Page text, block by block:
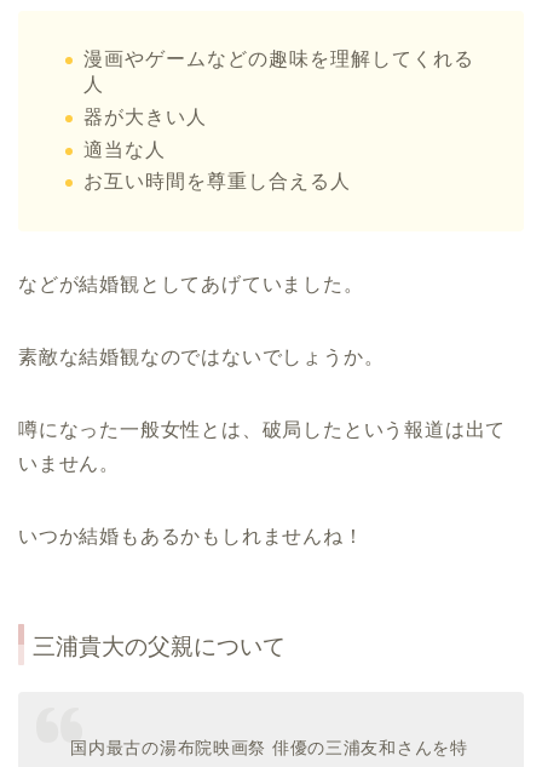
漫画やゲームなどの趣味を理解してくれる
人
器が大きい人
適当な人
お互い時間を尊重し合える人
などが結婚観としてあげていました。
素敵な結婚観なのではないでしょうか。
噂になった一般女性とは、破局したという報道は出て
いません。
いつか結婚もあるかもしれませんね！
三浦貴大の父親について
国内最古の湯布院映画祭 俳優の三浦友和さんを特